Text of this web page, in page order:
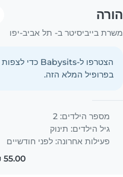
הורה
משרת בייביסיטר ב- תל אביב-יפו
הצטרפו ל-Babysits כדי לצפות
בפרופיל המלא הזה.
מספר הילדים: 2
גיל הילדים: תינוק
פעילות אחרונה: לפני חודשיים